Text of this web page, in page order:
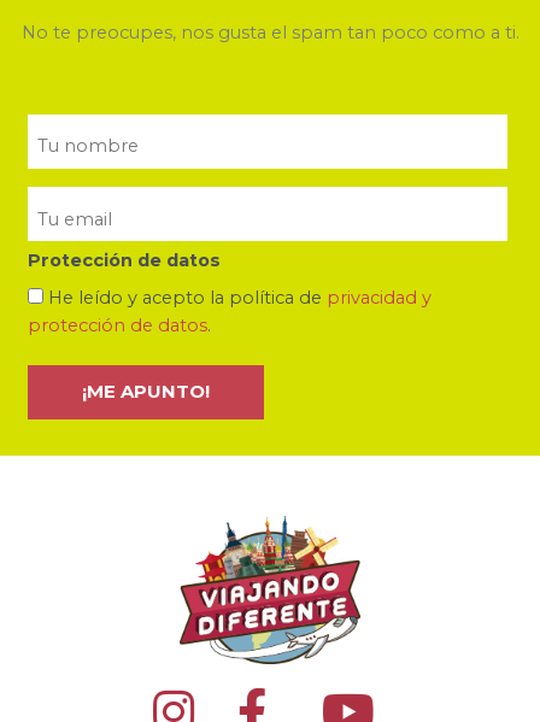
No te preocupes, nos gusta el spam tan poco como a ti.
Protección de datos
He leído y acepto la política de privacidad y
protección de datos.